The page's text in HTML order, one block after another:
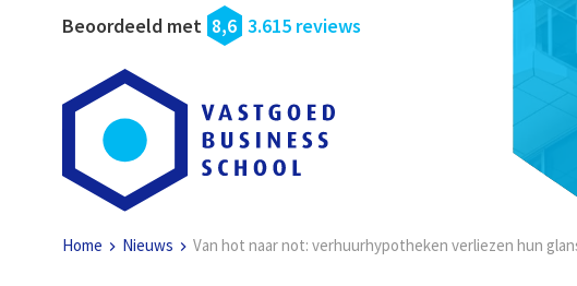
Beoordeeld met 8,6 3.615 reviews
Home Nieuws Van hot naar not: verhuurhypotheken verliezen hun